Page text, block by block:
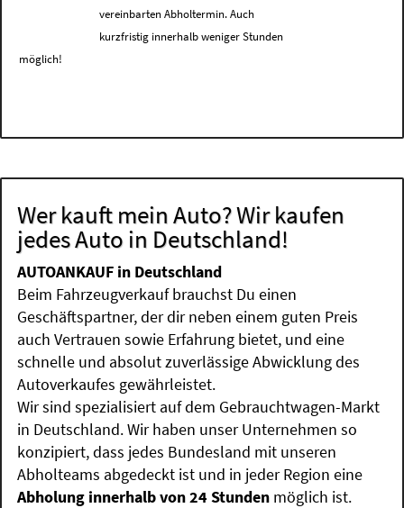
vereinbarten Abholtermin. Auch
kurzfristig innerhalb weniger Stunden
möglich!
Wer kauft mein Auto? Wir kaufen
jedes Auto in Deutschland!
AUTOANKAUF in Deutschland
Beim Fahrzeugverkauf brauchst Du einen
Geschäftspartner, der dir neben einem guten Preis
auch Vertrauen sowie Erfahrung bietet, und eine
schnelle und absolut zuverlässige Abwicklung des
Autoverkaufes gewährleistet.
Wir sind spezialisiert auf dem Gebrauchtwagen-Markt
in Deutschland. Wir haben unser Unternehmen so
konzipiert, dass jedes Bundesland mit unseren
Abholteams abgedeckt ist und in jeder Region eine
Abholung innerhalb von 24 Stunden möglich ist.